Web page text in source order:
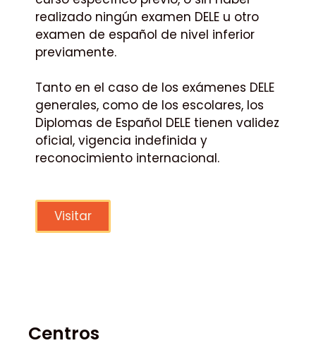
realizado ningún examen DELE u otro
examen de español de nivel inferior
previamente.
Tanto en el caso de los exámenes DELE
generales, como de los escolares, los
Diplomas de Español DELE tienen validez
oficial, vigencia indefinida y
reconocimiento internacional.
Visitar
Centros